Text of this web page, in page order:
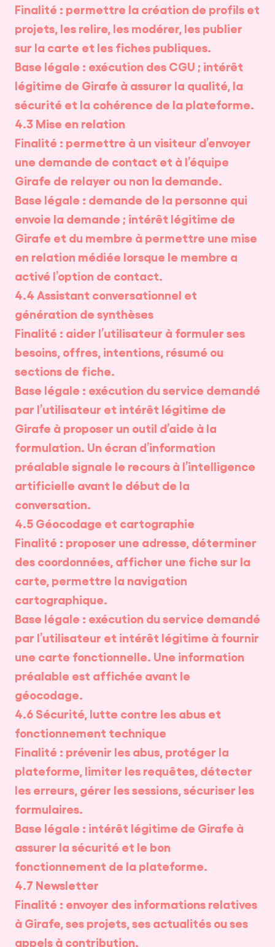
Finalité : permettre la création de profils et
projets, les relire, les modérer, les publier
sur la carte et les fiches publiques.
Base légale : exécution des CGU ; intérêt
légitime de Girafe à assurer la qualité, la
sécurité et la cohérence de la plateforme.
4.3 Mise en relation
Finalité : permettre à un visiteur d’envoyer
une demande de contact et à l’équipe
Girafe de relayer ou non la demande.
Base légale : demande de la personne qui
envoie la demande ; intérêt légitime de
Girafe et du membre à permettre une mise
en relation médiée lorsque le membre a
activé l’option de contact.
4.4 Assistant conversationnel et
génération de synthèses
Finalité : aider l’utilisateur à formuler ses
besoins, offres, intentions, résumé ou
sections de fiche.
Base légale : exécution du service demandé
par l’utilisateur et intérêt légitime de
Girafe à proposer un outil d’aide à la
formulation. Un écran d’information
préalable signale le recours à l’intelligence
artificielle avant le début de la
conversation.
4.5 Géocodage et cartographie
Finalité : proposer une adresse, déterminer
des coordonnées, afficher une fiche sur la
carte, permettre la navigation
cartographique.
Base légale : exécution du service demandé
par l’utilisateur et intérêt légitime à fournir
une carte fonctionnelle. Une information
préalable est affichée avant le
géocodage.
4.6 Sécurité, lutte contre les abus et
fonctionnement technique
Finalité : prévenir les abus, protéger la
plateforme, limiter les requêtes, détecter
les erreurs, gérer les sessions, sécuriser les
formulaires.
Base légale : intérêt légitime de Girafe à
assurer la sécurité et le bon
fonctionnement de la plateforme.
4.7 Newsletter
Finalité : envoyer des informations relatives
à Girafe, ses projets, ses actualités ou ses
appels à contribution.